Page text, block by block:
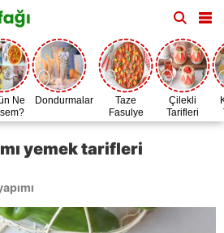
Ne
Dondurmalar
Taze
Fasulye
Zamanı
Çilekli
Tarifleri
yemek tarifleri